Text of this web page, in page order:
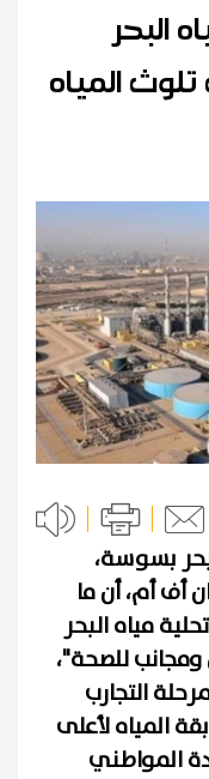
البحر
المياه
بسوسة،
أف أم، أن ما
مياه البحر
ومجانب للصحة"،
التجارب
المياه لأعلى
المواطني